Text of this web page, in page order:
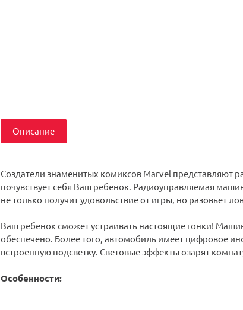
Описание
Создатели знаменитых комиксов Marvel
почувствует себя Ваш ребенок. Радиоуправляемая
не только получит удовольствие от игры, но разовьет
Ваш ребенок сможет устраивать настоящие гонки!
обеспечено. Более того, автомобиль имеет цифровое
встроенную подсветку. Световые эффекты озарят
Особенности: